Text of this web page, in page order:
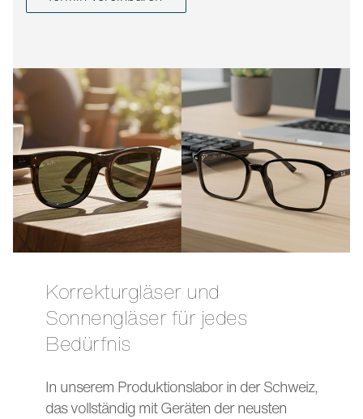
Korrekturgläser und
Sonnengläser für jedes
Bedürfnis
In unserem Produktionslabor in der Schweiz,
das vollständig mit Geräten der neusten